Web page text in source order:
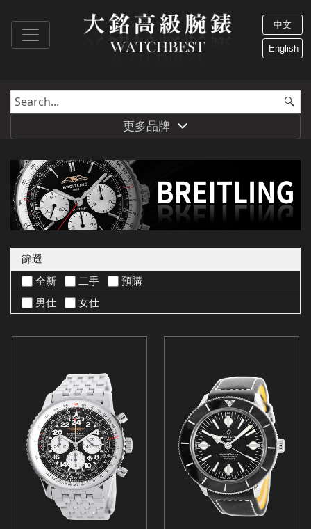
中文
English
更多品牌
篩選
全新
二手
預購
男仕
女仕